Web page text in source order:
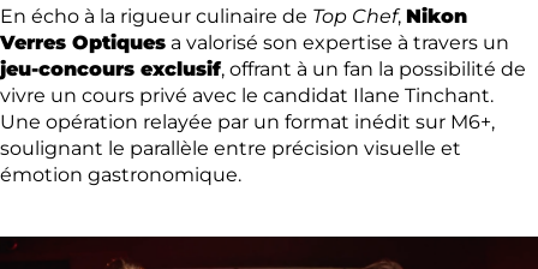
En écho à la rigueur culinaire de Top Chef, Nikon
Verres Optiques a valorisé son expertise à travers un
jeu-concours exclusif, offrant à un fan la possibilité de
vivre un cours privé avec le candidat Ilane Tinchant.
Une opération relayée par un format inédit sur M6+,
soulignant le parallèle entre précision visuelle et
émotion gastronomique.